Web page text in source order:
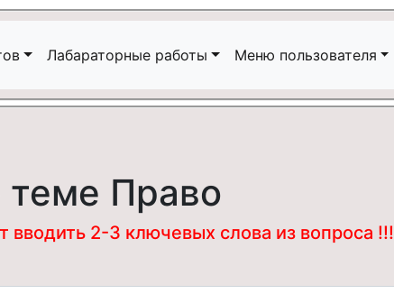
Лабараторные работы Меню пользователя
теме Право
вводить 2-3 ключевых слова из вопроса !!!